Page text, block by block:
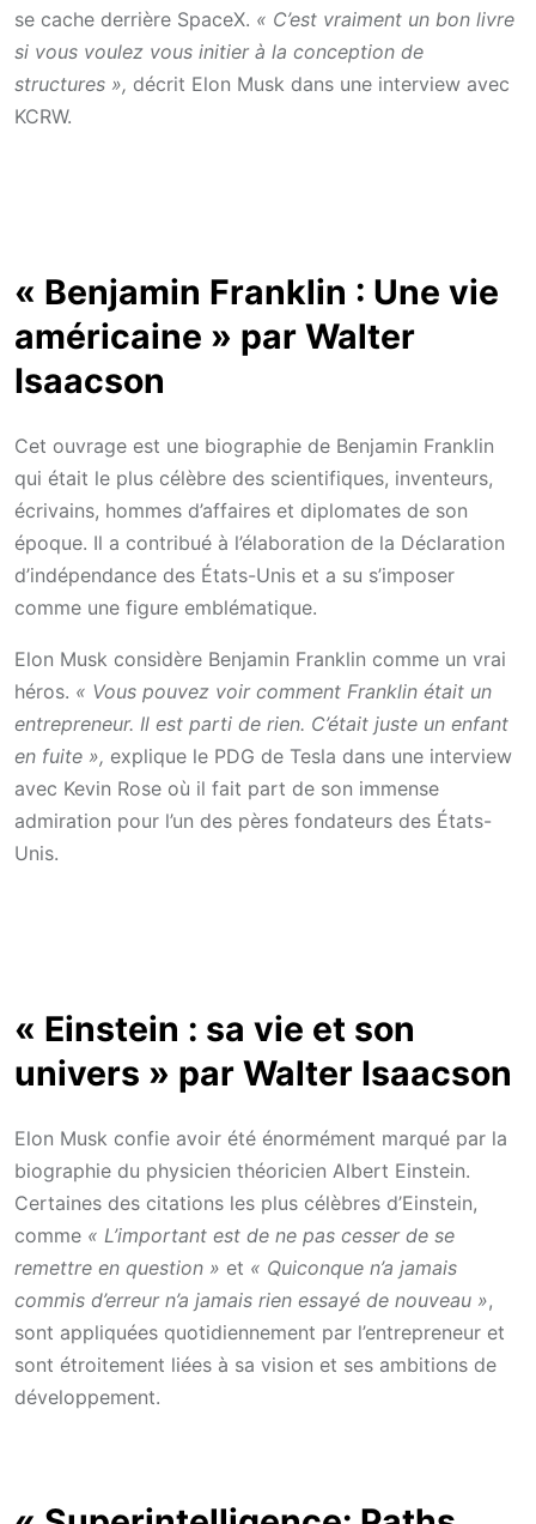
se cache derrière SpaceX. « C’est vraiment un bon livre
si vous voulez vous initier à la conception de
structures », décrit Elon Musk dans une interview avec
KCRW.
« Benjamin Franklin : Une vie
américaine » par Walter
Isaacson
Cet ouvrage est une biographie de Benjamin Franklin
qui était le plus célèbre des scientifiques, inventeurs,
écrivains, hommes d’affaires et diplomates de son
époque. Il a contribué à l’élaboration de la Déclaration
d’indépendance des États-Unis et a su s’imposer
comme une figure emblématique.
Elon Musk considère Benjamin Franklin comme un vrai
héros. « Vous pouvez voir comment Franklin était un
entrepreneur. Il est parti de rien. C’était juste un enfant
en fuite », explique le PDG de Tesla dans une interview
avec Kevin Rose où il fait part de son immense
admiration pour l’un des pères fondateurs des États-
Unis.
« Einstein : sa vie et son
univers » par Walter Isaacson
Elon Musk confie avoir été énormément marqué par la
biographie du physicien théoricien Albert Einstein.
Certaines des citations les plus célèbres d’Einstein,
comme « L’important est de ne pas cesser de se
remettre en question » et « Quiconque n’a jamais
commis d’erreur n’a jamais rien essayé de nouveau »,
sont appliquées quotidiennement par l’entrepreneur et
sont étroitement liées à sa vision et ses ambitions de
développement.